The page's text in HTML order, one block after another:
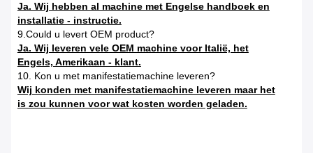
Ja. Wij hebben al machine met Engelse handboek en
installatie - instructie.
9.Could u levert OEM product?
Ja. Wij leveren vele OEM machine voor Italië, het
Engels, Amerikaan - klant.
10. Kon u met manifestatiemachine leveren?
Wij konden met manifestatiemachine leveren maar het
is zou kunnen voor wat kosten worden geladen.